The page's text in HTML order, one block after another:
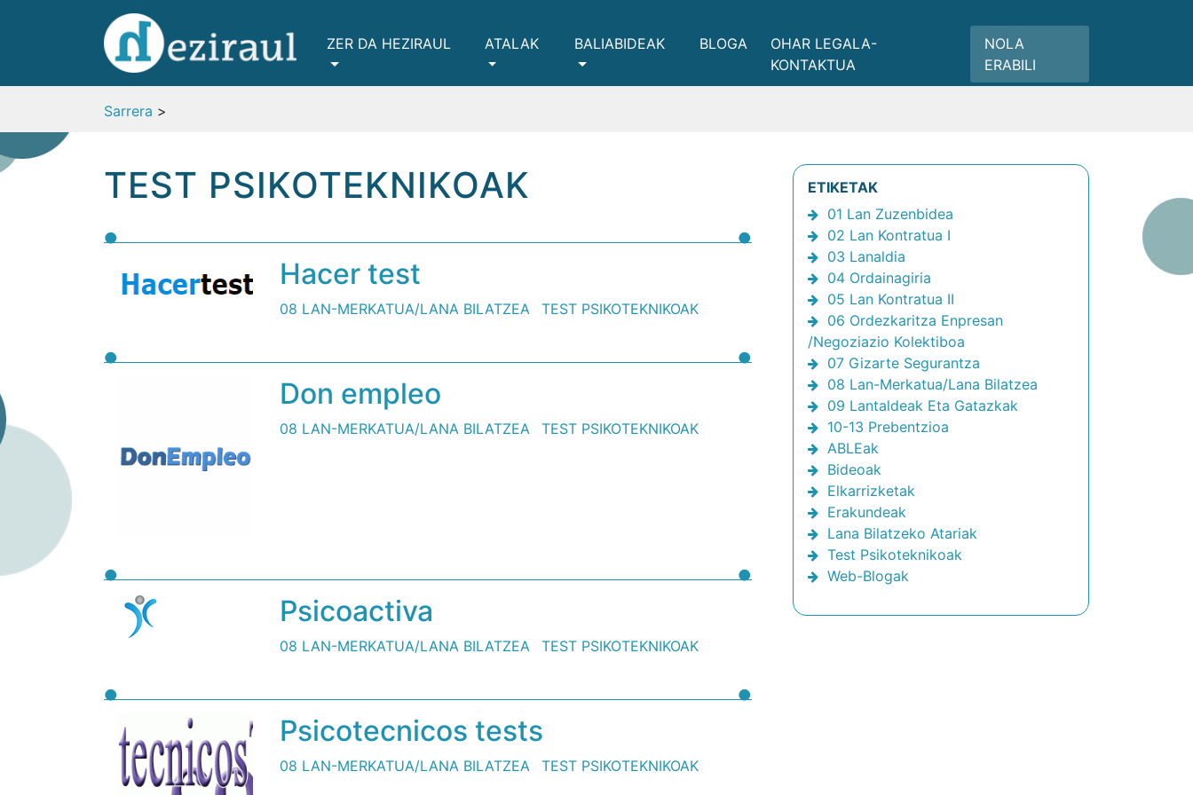
ZER DA HEZIRAUL ATALAK BALIABIDEAK BLOGA
OHAR LEGALA-
KONTAKTUA
NOLA
ERABILI
Sarrera >
TEST PSIKOTEKNIKOAK
Hacer test
08 LAN-MERKATUA/LANA BILATZEA TEST PSIKOTEKNIKOAK
Don empleo
08 LAN-MERKATUA/LANA BILATZEA TEST PSIKOTEKNIKOAK
Psicoactiva
08 LAN-MERKATUA/LANA BILATZEA TEST PSIKOTEKNIKOAK
Psicotecnicos tests
08 LAN-MERKATUA/LANA BILATZEA TEST PSIKOTEKNIKOAK
ETIKETAK
01 Lan Zuzenbidea
02 Lan Kontratua I
03 Lanaldia
04 Ordainagiria
05 Lan Kontratua II
06 Ordezkaritza Enpresan
/Negoziazio Kolektiboa
07 Gizarte Segurantza
08 Lan-Merkatua/Lana Bilatzea
09 Lantaldeak Eta Gatazkak
10-13 Prebentzioa
ABLEak
Bideoak
Elkarrizketak
Erakundeak
Lana Bilatzeko Atariak
Test Psikoteknikoak
Web-Blogak